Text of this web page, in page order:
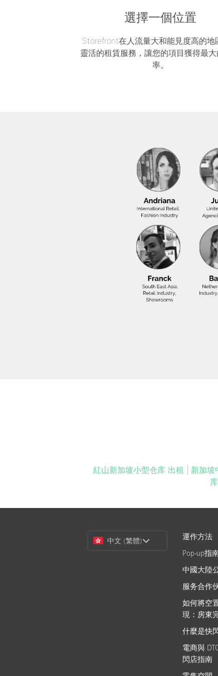
選擇一個位置
Storefront在人流量大和能見度高的地
靈活的租賃服務，讓您的項目獲得最
率。
紅山新加坡小型仓库 出租 新加坡
Choose
中文 (繁體)
運作方法
Pop-up指
中國大陸
服务合作
如何將空
現：房東
什麼是快
電商與
閃店指南